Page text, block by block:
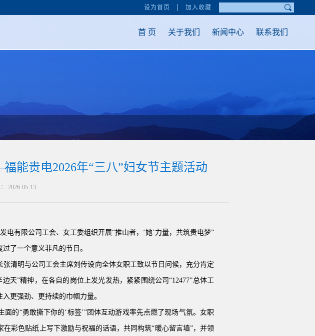
设为首页 加入收藏
首 页 关于我们 新闻中心 联系我们
能贵电2026年“三八”妇女节主题活动
2026-05-13
电有限公司工会、女工委组织开展“推山者，‘她’力量，共筑贵电梦”
了一个意义非凡的节日。
清明与公司工会主席刘传设向全体女职工致以节日问候，充分肯定
天”精神，在各自的岗位上发光发热，紧紧围绕公司“12477”总体工
更强劲、更持续的巾帼力量。
的“勇敢撕下你的‘标签’”团体互动游戏率先点燃了现场气氛。女职
彩色贴纸上写下激励与祝福的话语，共同构筑“暖心留言墙”，并领